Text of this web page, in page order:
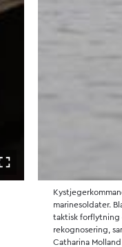
Åpne i fullskjerm
marinesoldater.
taktisk forflytning
rekognosering,
Catharina Molland